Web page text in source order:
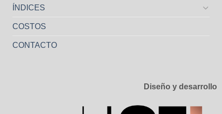
ÍNDICES
COSTOS
CONTACTO
Diseño y desarrollo